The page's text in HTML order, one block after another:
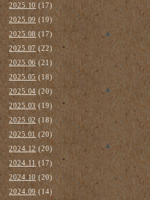
2025.10(17)
2025.09(19)
2025.08(17)
2025.07(22)
2025.06(21)
2025.05(18)
2025.04(20)
2025.03(19)
2025.02(18)
2025.01(20)
2024.12(20)
2024.11 (17)
2024.10(20)
2024.09(14)